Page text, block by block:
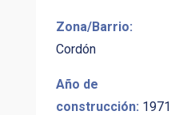
Zona/Barrio:
Cordón
Año de
construcción: 1971